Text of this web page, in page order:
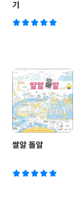
기
쌀알 돌알